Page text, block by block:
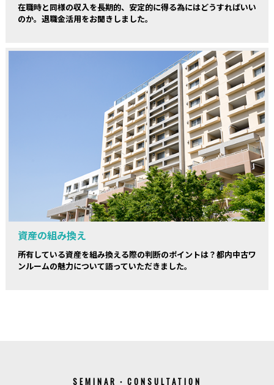
在職時と同様の収入を長期的、安定的に得る為にはどうすればいい
のか。退職金活用をお聞きしました。
資産の組み換え
所有している資産を組み換える際の判断のポイントは？都内中古ワ
ンルームの魅力について語っていただきました。
SEMINAR・CONSULTATION